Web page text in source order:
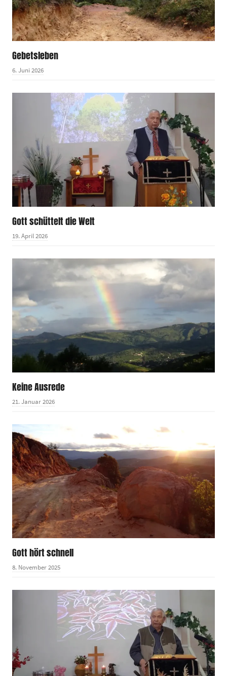
Gebetsleben
6. Juni 2026
Gott schüttelt die Welt
19. April 2026
Keine Ausrede
21. Januar 2026
Gott hört schnell
8. November 2025